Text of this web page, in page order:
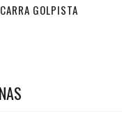
GOLPISTA